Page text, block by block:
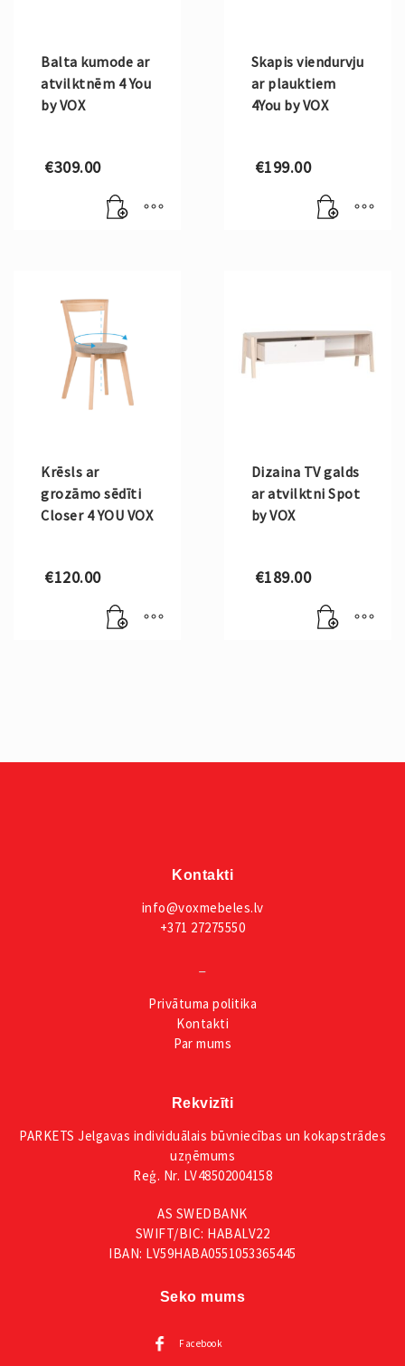
Balta kumode ar
atvilktnēm 4 You
by VOX
€309.00
Skapis viendurvju
ar plauktiem
4You by VOX
€199.00
Krēsls ar
grozāmo sēdīti
Closer 4 YOU VOX
€120.00
Dizaina TV galds
ar atvilktni Spot
by VOX
€189.00
Kontakti
info@voxmebeles.lv
+371 27275550
Privātuma politika
Kontakti
Par mums
Rekvizīti
PARKETS Jelgavas individuālais būvniecības un kokapstrādes
uzņēmums
Reģ. Nr. LV48502004158
AS SWEDBANK
SWIFT/BIC: HABALV22
IBAN: LV59HABA0551053365445
Seko mums
Facebook